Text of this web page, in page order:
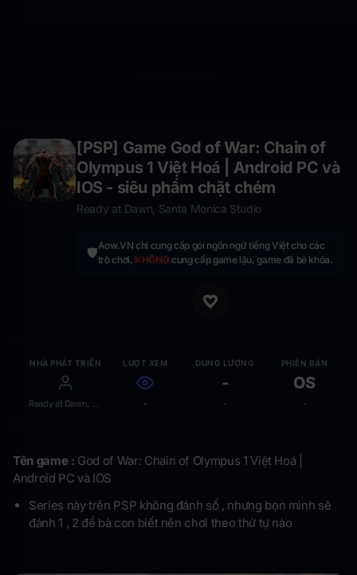
[PSP] Game God of War: Chain of
Olympus 1 Việt Hoá | Android PC và
IOS - siêu phẩm chặt chém
Ready at Dawn, Santa Monica Studio
🛡️Aow.VN chỉ cung cấp gói ngôn ngữ tiếng Việt cho các
trò chơi, KHÔNGcung cấp game lậu, game đã bẻ khóa.
NHÀ PHÁT TRIỂN LƯỢT XEM
-
DUNG LƯỢNG
-
-
PHIÊN BẢN
OS
-
Tên game : God of War: Chain of Olympus 1 Việt Hoá |
Android PC và IOS
Series này trên PSP không đánh số , nhưng bọn mình sẽ
đánh 1 , 2 để bà con biết nên chơi theo thứ tự nào